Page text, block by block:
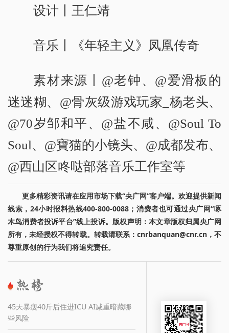
设计丨王仁靖
音乐丨《年轻主义》凤凰传奇
素材来源丨@老钟、@爱滑板的
迷迷糊、@骨灰级游戏玩家_杨老头、
@70岁邹和平、@盐不咸、@Soul To
Soul、@寶猫的小镜头、@成都发布、
@西山区咚哒部落音乐工作室等
更多精彩资讯请在应用市场下载“央广网”客户端。欢迎提供新闻
线索，24小时报料热线400-800-0088；消费者也可通过央广网“啄
木鸟消费者投诉平台”线上投诉。版权声明：本文章版权归属央广网
所有，未经授权不得转载。转载请联系：cnrbanquan@cnr.cn，不
尊重原创的行为我们将追究责任。
45天暴瘦40斤后住进ICU AI减重暗藏哪
些风险